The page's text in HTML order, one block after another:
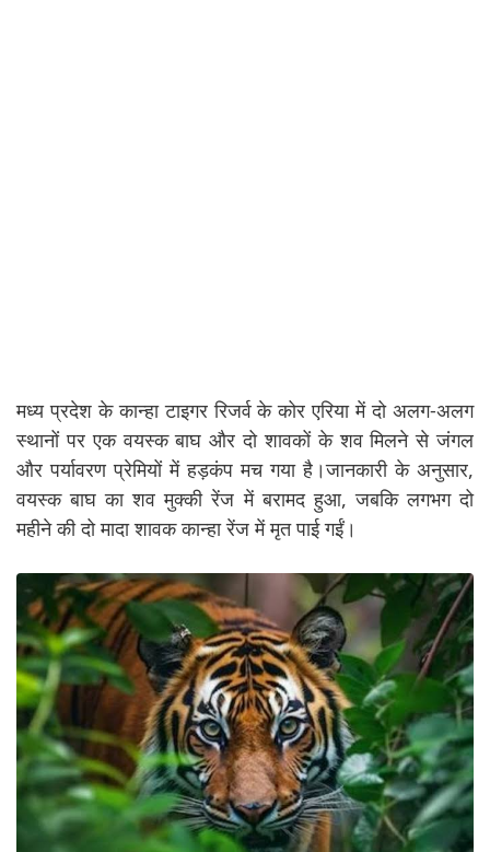
मध्य प्रदेश के कान्हा टाइगर रिजर्व के कोर एरिया में दो अलग-अलग
स्थानों पर एक वयस्क बाघ और दो शावकों के शव मिलने से जंगल
और पर्यावरण प्रेमियों में हड़कंप मच गया है।जानकारी के अनुसार,
वयस्क बाघ का शव मुक्की रेंज में बरामद हुआ, जबकि लगभग दो
महीने की दो मादा शावक कान्हा रेंज में मृत पाई गईं।